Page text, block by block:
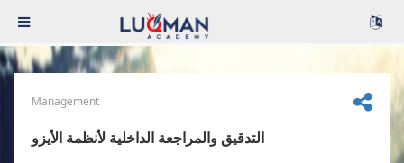
Management
التدقيق والمراجعة الداخلية لأنظمة الأيزو